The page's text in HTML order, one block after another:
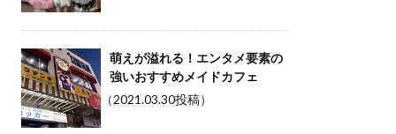
萌えが溢れる！エンタメ要素の
強いおすすめメイドカフェ
（2021.03.30投稿）